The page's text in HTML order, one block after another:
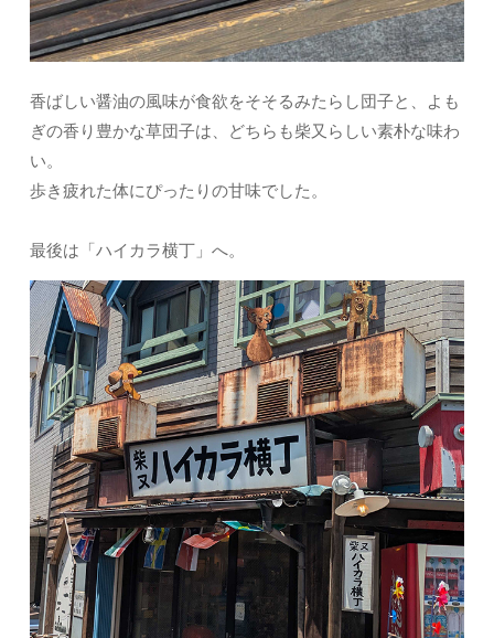
香ばしい醤油の風味が食欲をそそるみたらし団子と、よも
ぎの香り豊かな草団子は、どちらも柴又らしい素朴な味わ
い。
歩き疲れた体にぴったりの甘味でした。
最後は「ハイカラ横丁」へ。